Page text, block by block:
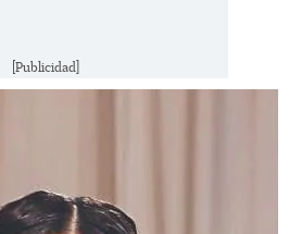
[Publicidad]